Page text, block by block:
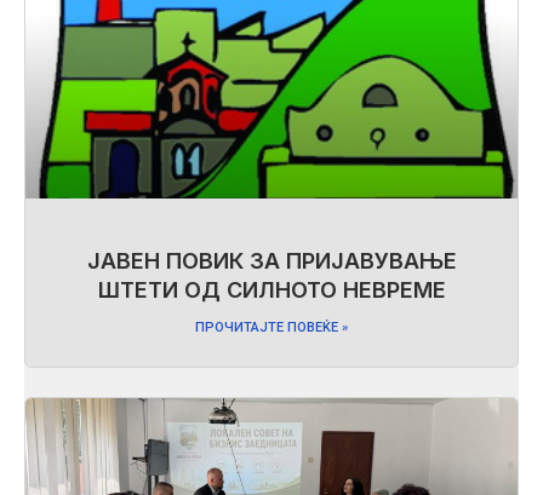
ЈАВЕН ПОВИК ЗА ПРИЈАВУВАЊЕ
ШТЕТИ ОД СИЛНОТО НЕВРЕМЕ
ПРОЧИТАЈТЕ ПОВЕЌЕ »